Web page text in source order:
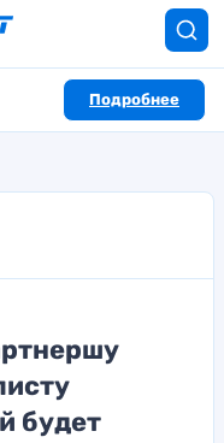
Подробнее
будет